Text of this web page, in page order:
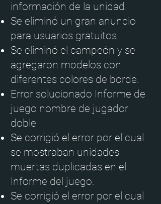
información de la unidad.
Se eliminó un gran anuncio
para usuarios gratuitos.
Se eliminó el campeón y se
agregaron modelos con
diferentes colores de borde.
Error solucionado Informe de
juego nombre de jugador
doble
Se corrigió el error por el cual
se mostraban unidades
muertas duplicadas en el
Informe del juego.
Se corrigió el error por el cual